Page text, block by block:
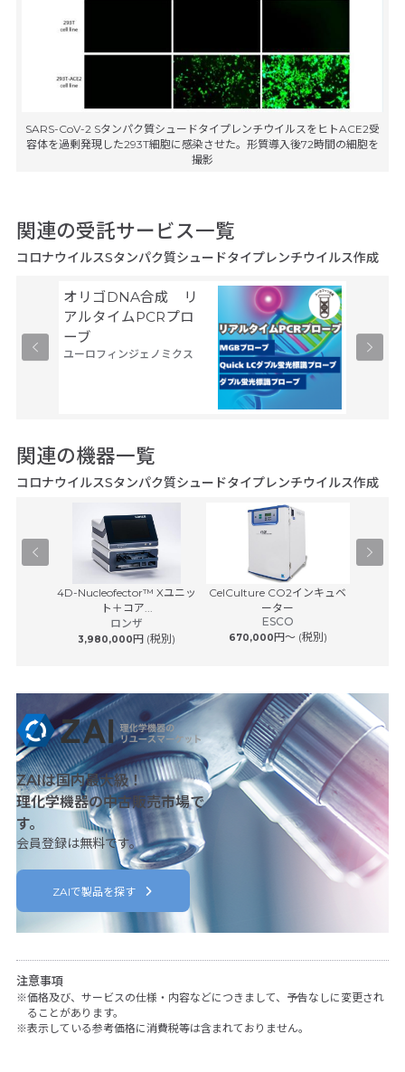
SARS-CoV-2 Sタンパク質シュードタイプレンチウイルスをヒトACE2受
容体を過剰発現した293T細胞に感染させた。形質導入後72時間の細胞を
撮影
関連の受託サービス一覧
コロナウイルスSタンパク質シュードタイプレンチウイルス作成
オリゴDNA合成 リ
アルタイムPCRプロ
ーブ
ユーロフィンジェノミクス
関連の機器一覧
コロナウイルスSタンパク質シュードタイプレンチウイルス作成
4D-Nucleofector™ Xユニッ
ト＋コア...
ロンザ
3,980,000円 (税別)
CelCulture CO2インキュベ
ーター
ESCO
670,000円〜 (税別)
ZAIは国内最大級！
理化学機器の中古販売市場で
す。
会員登録は無料です。
ZAIで製品を探す
注意事項
価格及び、サービスの仕様・内容などにつきまして、予告なしに変更され
ることがあります。
表示している参考価格に消費税等は含まれておりません。